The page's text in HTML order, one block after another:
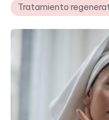
Tratamiento